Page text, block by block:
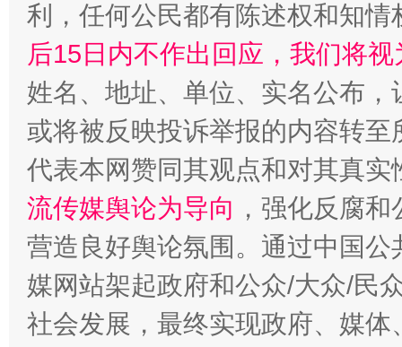
网上购药对药下症？
利，任何公民都有陈述权和知情
后15日内不作出回应，我们将
姓名、地址、单位、实名公布
或将被反映投诉举报的内容转
代表本网赞同其观点和对其真实
流传媒舆论为导向 ，强化反腐
营造良好舆论氛围。通过中国
媒网站架起政府和公众/大众/民
社会发展，最终实现政府、媒